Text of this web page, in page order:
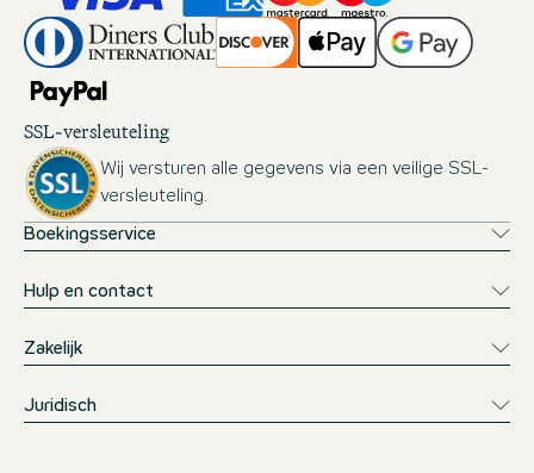
SSL-versleuteling
Wij versturen alle gegevens via een veilige SSL-
versleuteling.
Boekingsservice
Hulp en contact
Zakelijk
Juridisch